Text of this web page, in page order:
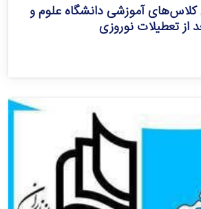
کلاس‌های آموزشی دانشگاه علوم و
از تعطیلات نوروزی